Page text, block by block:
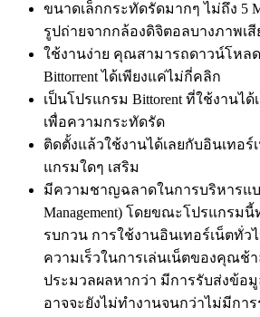
ขนาดเล็กกระทัดรัดมากๆ ไม่ถึง 5
รูปถ่ายจากกล้องดิจิตอลบางภาพเสี
ใช้งานง่าย คุณสามารถดาวน์โหล
Bittorrent ได้เพียงแค่ไม่กี่คลิก
เป็นโปรแกรม Bittorent ที่ใช้งานไ
เพื่อความกระทัดรัด
ติดตั้งแล้วใช้งานได้เลยกับอินเทอ
แกรมใดๆ เสริม
มีความชาญฉลาดในการบริหารแบ
Management) โดยขณะโปรแกรม
รบกวน การใช้งานอินเทอร์เน็ตทั่ว
ความเร็วในการเล่นเน็ตของคุณช้
ประมวลผลหากว่า มีการรับส่งข้อ
อาจจะยังไม่ทำงานจนกว่าไม่มีกา